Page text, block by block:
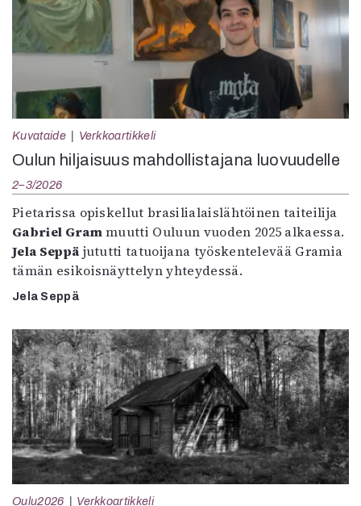
Kuvataide Verkkoartikkeli
Oulun hiljaisuus mahdollistajana luovuudelle
2–3/2026
Pietarissa opiskellut brasilialaislähtöinen taiteilija
Gabriel Grammuutti Ouluun vuoden 2025 alkaessa.
Jela Seppä jututti tatuoijana työskentelevää Gramia
tämän esikoisnäyttelyn yhteydessä.
Jela Seppä
Oulu2026 Verkkoartikkeli